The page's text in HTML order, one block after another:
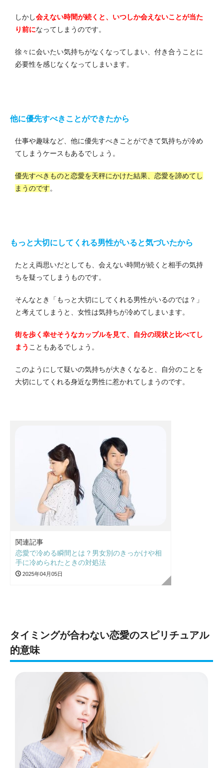
しかし会えない時間が続くと、いつしか会えないことが当た
り前になってしまうのです。
徐々に会いたい気持ちがなくなってしまい、付き合うことに
必要性を感じなくなってしまいます。
他に優先すべきことができたから
仕事や趣味など、他に優先すべきことができて気持ちが冷め
てしまうケースもあるでしょう。
優先すべきものと恋愛を天秤にかけた結果、恋愛を諦めてし
まうのです。
もっと大切にしてくれる男性がいると気づいたから
たとえ両思いだとしても、会えない時間が続くと相手の気持
ちを疑ってしまうものです。
そんなとき「もっと大切にしてくれる男性がいるのでは？」
と考えてしまうと、女性は気持ちが冷めてしまいます。
街を歩く幸せそうなカップルを見て、自分の現状と比べてし
まう こともあるでしょう。
このようにして疑いの気持ちが大きくなると、自分のことを
大切にしてくれる身近な男性に惹かれてしまうのです。
関連記事
恋愛で冷める瞬間とは？男女別のきっかけや相
手に冷められたときの対処法
2025年04月05日
タイミングが合わない恋愛のスピリチュアル
的意味